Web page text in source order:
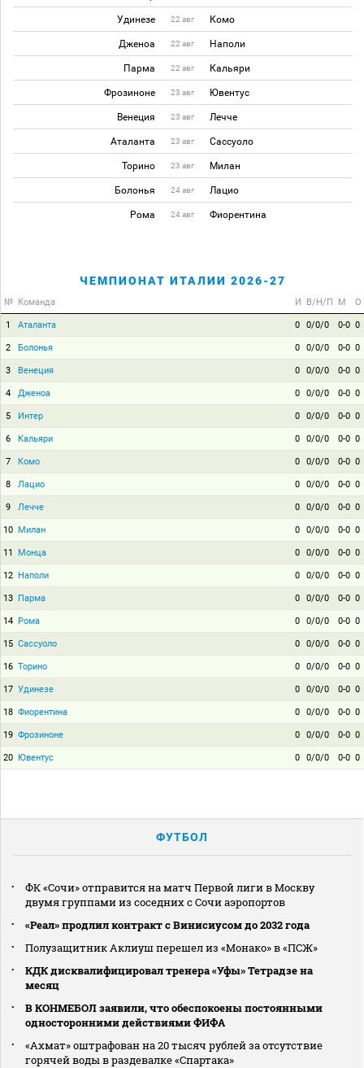
Удинезе 22 авг Комо
Дженоа 22 авг Наполи
Парма 22 авг Кальяри
Фрозиноне 23 авг Ювентус
Венеция 23 авг Лечче
Аталанта 23 авг Сассуоло
Торино 23 авг Милан
Болонья 24 авг Лацио
Рома 24 авг Фиорентина
ЧЕМПИОНАТ ИТАЛИИ 2026-27
№ Команда И В/Н/П М О
1 Аталанта 0 0/0/0 0-0 0
2 Болонья 0 0/0/0 0-0 0
3 Венеция 0 0/0/0 0-0 0
4 Дженоа 0 0/0/0 0-0 0
5 Интер 0 0/0/0 0-0 0
6 Кальяри 0 0/0/0 0-0 0
7 Комо 0 0/0/0 0-0 0
8 Лацио 0 0/0/0 0-0 0
9 Лечче 0 0/0/0 0-0 0
10 Милан 0 0/0/0 0-0 0
11 Монца 0 0/0/0 0-0 0
12 Наполи 0 0/0/0 0-0 0
13 Парма 0 0/0/0 0-0 0
14 Рома 0 0/0/0 0-0 0
15 Сассуоло 0 0/0/0 0-0 0
16 Торино 0 0/0/0 0-0 0
17 Удинезе 0 0/0/0 0-0 0
18 Фиорентина 0 0/0/0 0-0 0
19 Фрозиноне 0 0/0/0 0-0 0
20 Ювентус 0 0/0/0 0-0 0
ФУТБОЛ
ФК «Сочи» отправится на матч Первой лиги в Москву
двумя группами из соседних с Сочи аэропортов
«Реал» продлил контракт с Винисиусом до 2032 года
Полузащитник Аклиуш перешел из «Монако» в «ПСЖ»
КДК дисквалифицировал тренера «Уфы» Тетрадзе на
месяц
В КОНМЕБОЛ заявили, что обеспокоены постоянными
односторонними действиями ФИФА
«Ахмат» оштрафован на 20 тысяч рублей за отсутствие
горячей воды в раздевалке «Спартака»